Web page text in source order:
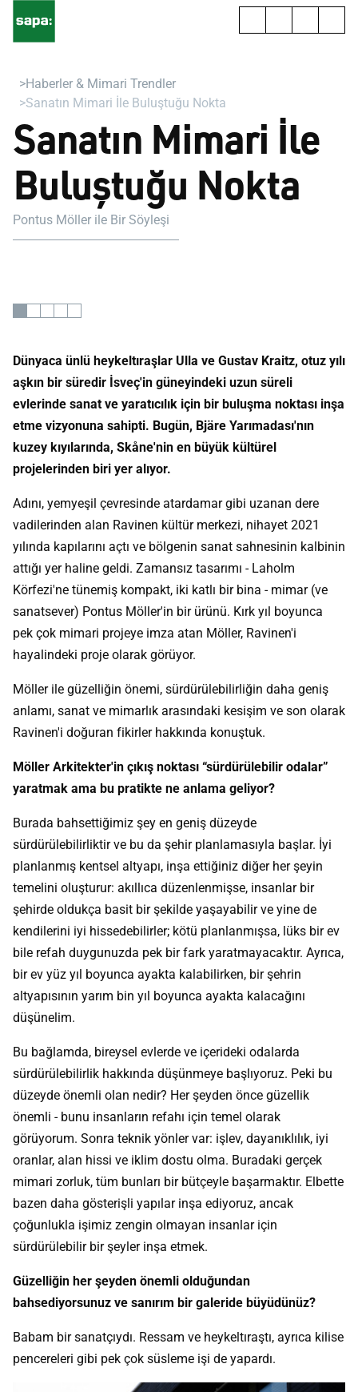
Haberler & Mimari Trendler
Sanatın Mimari İle Buluştuğu Nokta
Sanatın Mimari İle
Buluştuğu Nokta
Pontus Möller ile Bir Söyleşi
Dünyaca ünlü heykeltıraşlar Ulla ve Gustav Kraitz, otuz yılı
aşkın bir süredir İsveç'in güneyindeki uzun süreli
evlerinde sanat ve yaratıcılık için bir buluşma noktası inşa
etme vizyonuna sahipti. Bugün, Bjäre Yarımadası'nın
kuzey kıyılarında, Skåne'nin en büyük kültürel
projelerinden biri yer alıyor.
Adını, yemyeşil çevresinde atardamar gibi uzanan dere
vadilerinden alan Ravinen kültür merkezi, nihayet 2021
yılında kapılarını açtı ve bölgenin sanat sahnesinin kalbinin
attığı yer haline geldi. Zamansız tasarımı - Laholm
Körfezi'ne tünemiş kompakt, iki katlı bir bina - mimar (ve
sanatsever) Pontus Möller'in bir ürünü. Kırk yıl boyunca
pek çok mimari projeye imza atan Möller, Ravinen'i
hayalindeki proje olarak görüyor.
Möller ile güzelliğin önemi, sürdürülebilirliğin daha geniş
anlamı, sanat ve mimarlık arasındaki kesişim ve son olarak
Ravinen'i doğuran fikirler hakkında konuştuk.
Möller Arkitekter'in çıkış noktası “sürdürülebilir odalar”
yaratmak ama bu pratikte ne anlama geliyor?
Burada bahsettiğimiz şey en geniş düzeyde
sürdürülebilirliktir ve bu da şehir planlamasıyla başlar. İyi
planlanmış kentsel altyapı, inşa ettiğiniz diğer her şeyin
temelini oluşturur: akıllıca düzenlenmişse, insanlar bir
şehirde oldukça basit bir şekilde yaşayabilir ve yine de
kendilerini iyi hissedebilirler; kötü planlanmışsa, lüks bir ev
bile refah duygunuzda pek bir fark yaratmayacaktır. Ayrıca,
bir ev yüz yıl boyunca ayakta kalabilirken, bir şehrin
altyapısının yarım bin yıl boyunca ayakta kalacağını
düşünelim.
Bu bağlamda, bireysel evlerde ve içerideki odalarda
sürdürülebilirlik hakkında düşünmeye başlıyoruz. Peki bu
düzeyde önemli olan nedir? Her şeyden önce güzellik
önemli - bunu insanların refahı için temel olarak
görüyorum. Sonra teknik yönler var: işlev, dayanıklılık, iyi
oranlar, alan hissi ve iklim dostu olma. Buradaki gerçek
mimari zorluk, tüm bunları bir bütçeyle başarmaktır. Elbette
bazen daha gösterişli yapılar inşa ediyoruz, ancak
çoğunlukla işimiz zengin olmayan insanlar için
sürdürülebilir bir şeyler inşa etmek.
Güzelliğin her şeyden önemli olduğundan
bahsediyorsunuz ve sanırım bir galeride büyüdünüz?
Babam bir sanatçıydı. Ressam ve heykeltıraştı, ayrıca kilise
pencereleri gibi pek çok süsleme işi de yapardı.